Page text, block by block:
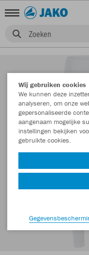
Zoeken
Wij gebruiken cookies
We kunnen deze
analyseren, om onze
gepersonaliseerde
aangenaam mogelijke
instellingen bekijken
gebruikte cookies.